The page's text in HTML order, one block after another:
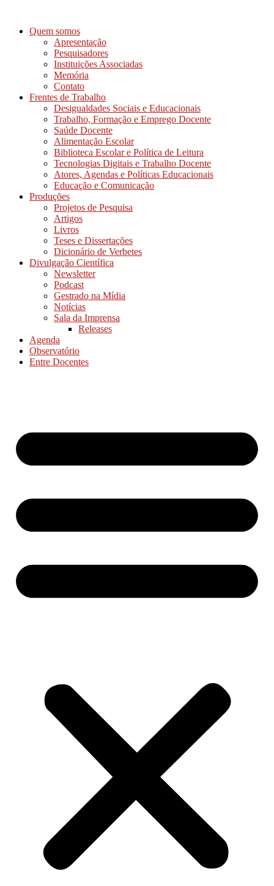
Quem somos
Apresentação
Pesquisadores
Instituições Associadas
Memória
Contato
Frentes de Trabalho
Desigualdades Sociais e Educacionais
Trabalho, Formação e Emprego Docente
Saúde Docente
Alimentação Escolar
Biblioteca Escolar e Política de Leitura
Tecnologias Digitais e Trabalho Docente
Atores, Agendas e Políticas Educacionais
Educação e Comunicação
Produções
Projetos de Pesquisa
Artigos
Livros
Teses e Dissertações
Dicionário de Verbetes
Divulgação Científica
Newsletter
Podcast
Gestrado na Mídia
Notícias
Sala da Imprensa
Releases
Agenda
Observatório
Entre Docentes